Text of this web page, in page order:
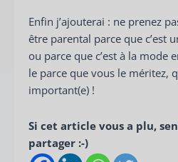
Enfin j’ajouterai : ne prenez
être parental parce que c’est
ou parce que c’est à la mode
le parce que vous le méritez,
important(e) !
Si cet article vous a plu,
partager :-)